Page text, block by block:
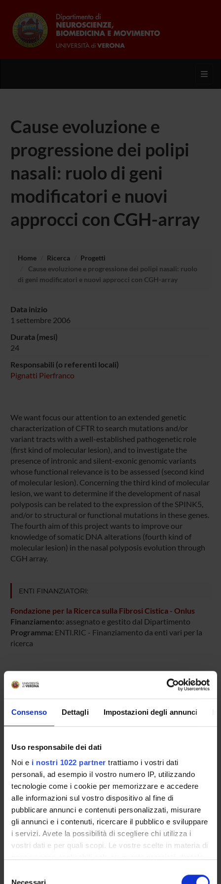
Consenso Dettagli Impostazioni degli annunci
Uso responsabile dei dati
Noi e i nostri 1022 partner trattiamo i vostri dati
personali, ad esempio il vostro numero IP, utilizzando
tecnologie come i cookie per memorizzare e accedere
alle informazioni sul vostro dispositivo al fine di
pubblicare annunci e contenuti personalizzati, misurare
gli annunci e i contenuti, ricercare il pubblico e sviluppare
i servizi. Avete la possibilità di scegliere chi utilizza i
vostri dati e per quali scopi. Le vostre scelte in materia di
modificare o revocare il proprio consenso in qualsiasi
Necessari
Cause evoluzione e
progressione dei polipi
nasali: ruolo di geni
modificatori e nuovi
approcci con CGH-array
Home Ricerca
Progetti
Cause evoluzione e progressione dei polipi nasali: ruolo
di geni modificatori e nuovi approcci con CGH-array
Data inizio
1 settembre 2006
Durata (mesi)
24
Responsabili (o referenti locali)
Pignatti Pierfranco
We want focus our attention to an extended genetic
characterization of CFTR to search mutations and/or
variant tracts with a well-established pathogenetic role
(first kind of molecular lesion), and to investigate the
presence of intronic and silent-exonic genomic variants
whose functional relevance is to be assessed (second kind
of molecular lesion). Concerning the third kind of molecular
lesion, we want to determine if the development of nasal
polyposis can be related to the expression of the SPINK5,
and/or to structural or functional mutations in these genes.
The fourth aim of this project wants to improve our
knowledge of somatic DNA alterations (fourth kind of
molecular lesion) in the nasal polyposis evolution through
CGH array.
ENTI FINANZIATORI:
Fondazione per la Ricerca sulla Fibrosi Cistica - Onlus
Finanziamento: assegnato e gestito dal Dipartimento
Programma: ENTI.RIC - Finanziamento da enti vari per la
ricerca
PARTECIPANTI AL PROGETTO
Tecnico-Amministrativo
Professore associato
Giovanni Malerba
Professore ordinario
Cristina Patuzzo
Tecnico-Amministrativo
Pierfranco Pignatti
COLLABORATORI ESTERNI